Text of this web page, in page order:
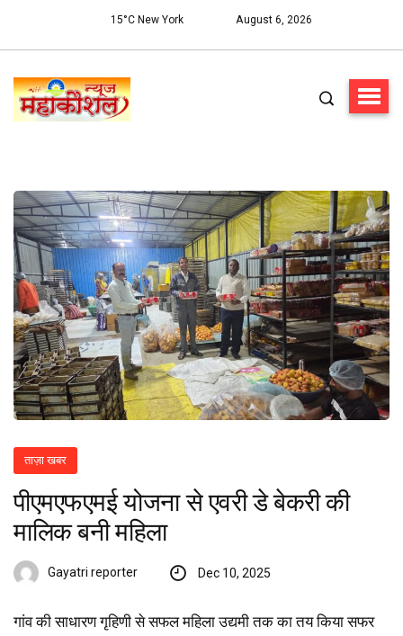
15°C New York August 6, 2026
ताज़ा खबर
पीएमएफएमई योजना से एवरी डे बेकरी की
मालिक बनी महिला
Gayatri reporter Dec 10, 2025
गांव की साधारण गृहिणी से सफल महिला उद्यमी तक का तय किया सफर